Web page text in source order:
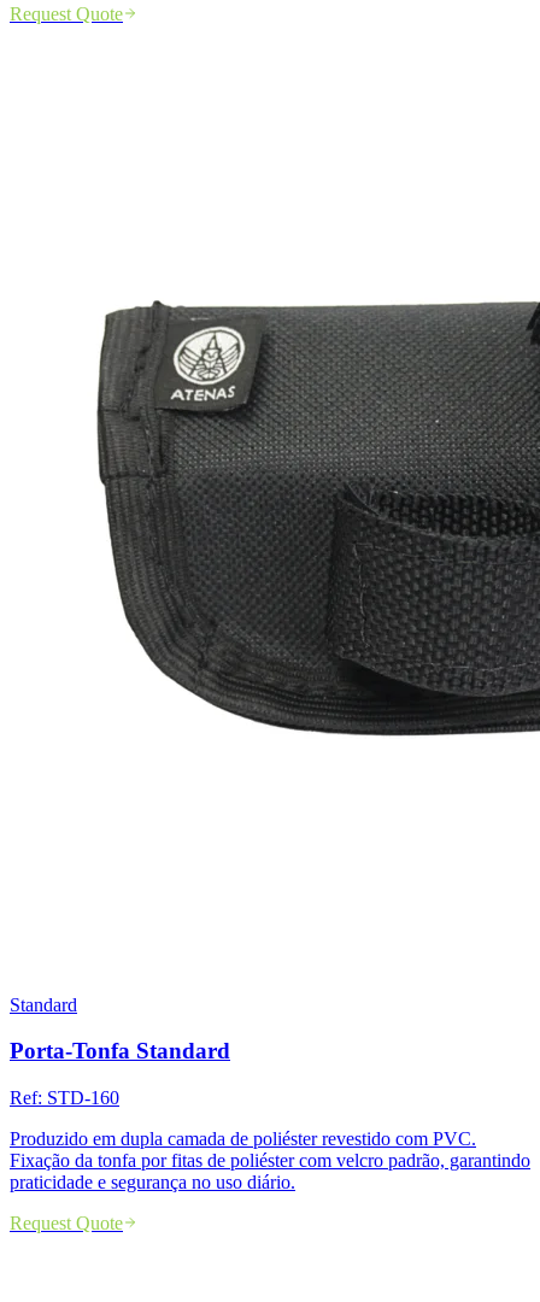
Request Quote
Standard
Porta-Tonfa Standard
Ref: STD-160
Produzido em dupla camada de poliéster revestido com PVC.
Fixação da tonfa por fitas de poliéster com velcro padrão, garantindo
praticidade e segurança no uso diário.
Request Quote